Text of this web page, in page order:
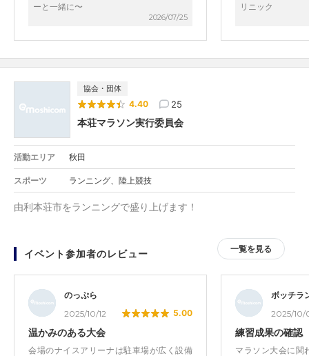
ーと一緒に〜
2026/07/25
リニック
協会・団体
4.40 25
本荘マラソン実行委員会
活動エリア 秋田
スポーツ ランニング、陸上競技
由利本荘市をランニングで盛り上げます！
イベント参加者のレビュー 一覧を見る
のっぷら
2025/10/12
5.00
温かみのある大会
会場のナイスアリーナは駐車場が広く設備
ボッチラ
2025/10/
練習成果の確認
マラソン大会に関